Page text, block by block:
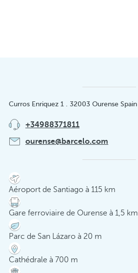
Curros Enriquez 1 . 32003 Ourense Spain
+34988371811
ourense@barcelo.com
Aéroport de Santiago à 115 km
Gare ferroviaire de Ourense à 1,5 km
Parc de San Lázaro à 20 m
Cathédrale à 700 m